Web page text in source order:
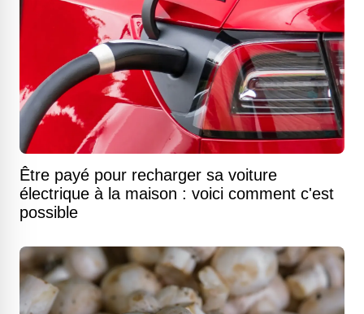
Être payé pour recharger sa voiture
électrique à la maison : voici comment c'est
possible